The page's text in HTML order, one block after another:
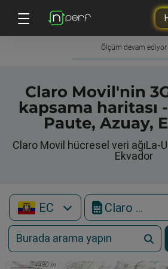
Ölçüm devam ediyor
Claro Movil'nin
kapsama haritası
Paute, Azuay,
Claro Movil hücresel veri ağıLa-
Ekvador
EC Claro Movil